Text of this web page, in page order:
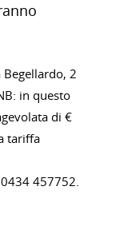
Begellardo, 2
in questo
di €
tariffa
457752.